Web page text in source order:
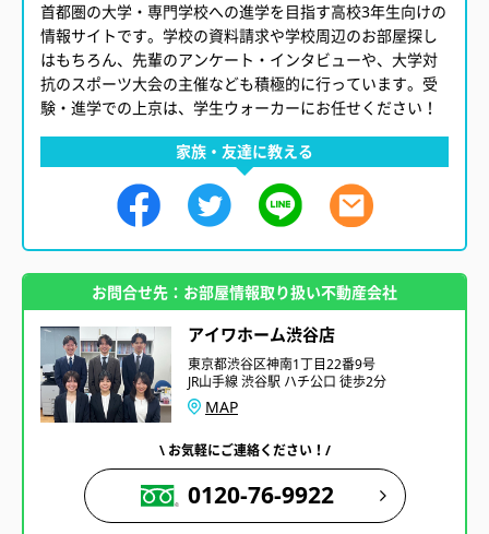
家族・友達に教える
首都圏の大学・専門学校への進学を目指す高校3年生向けの
情報サイトです。学校の資料請求や学校周辺のお部屋探し
はもちろん、先輩のアンケート・インタビューや、大学対
抗のスポーツ大会の主催なども積極的に行っています。受
験・進学での上京は、学生ウォーカーにお任せください！
お問合せ先：お部屋情報取り扱い不動産会社
アイワホーム渋谷店
東京都渋谷区神南1丁目22番9号
JR山手線 渋谷駅 ハチ公口 徒歩2分
MAP
\ お気軽にご連絡ください！/
0120-76-9922